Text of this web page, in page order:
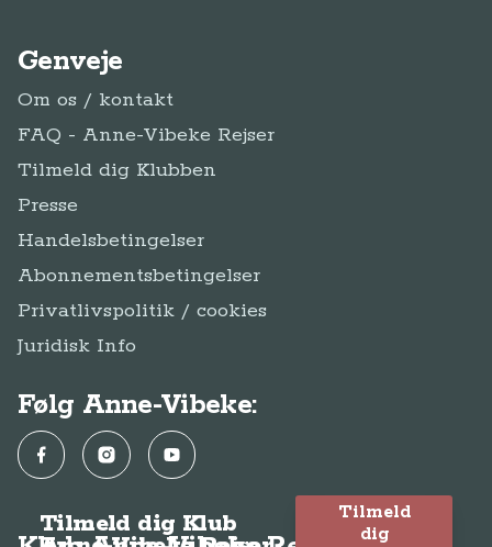
Genveje
Om os / kontakt
FAQ - Anne-Vibeke Rejser
Tilmeld dig Klubben
Presse
Handelsbetingelser
Abonnementsbetingelser
Privatlivspolitik / cookies
Juridisk Info
Følg Anne-Vibeke:
FacebookInstagramYouTube
Tilmeld dig Klub
Tilmeld
dig